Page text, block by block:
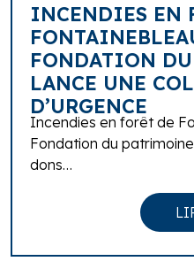
INCENDIES EN
FONDATION
LANCE UNE
D’URGENCE
Incendies en forêt de
Fondation du
dons…